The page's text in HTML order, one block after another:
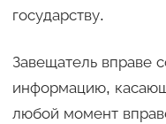
государству.
Завещатель вправе
информацию,
любой момент